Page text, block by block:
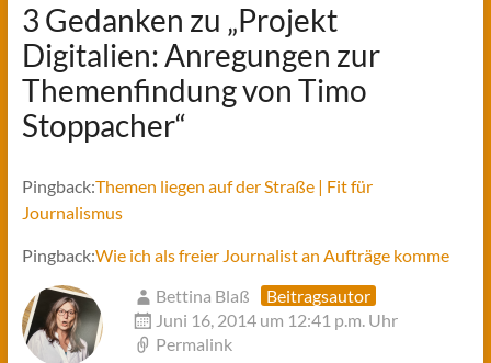
3 Gedanken zu „Projekt
Digitalien: Anregungen zur
Themenfindung von Timo
Stoppacher“
Pingback:Themen liegen auf der Straße | Fit für
Journalismus
Pingback:Wie ich als freier Journalist an Aufträge komme
Bettina Blaß
Beitragsautor
Juni 16, 2014 um 12:41 p.m. Uhr
Permalink